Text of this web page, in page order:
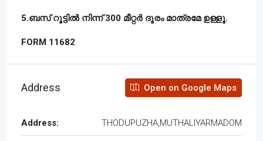
5.ബസ് റൂട്ടിൽ നിന്ന് 300 മീറ്റർ ദൂരം മാത്രമേ ഉള്ളൂ.
FORM 11682
Address Open on Google Maps
Address: THODUPUZHA,MUTHALIYARMADOM